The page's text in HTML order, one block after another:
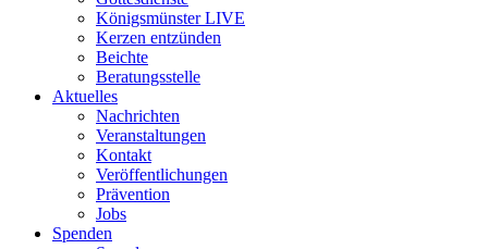
Königsmünster LIVE
Kerzen entzünden
Beichte
Beratungsstelle
Aktuelles
Nachrichten
Veranstaltungen
Kontakt
Veröffentlichungen
Prävention
Jobs
Spenden